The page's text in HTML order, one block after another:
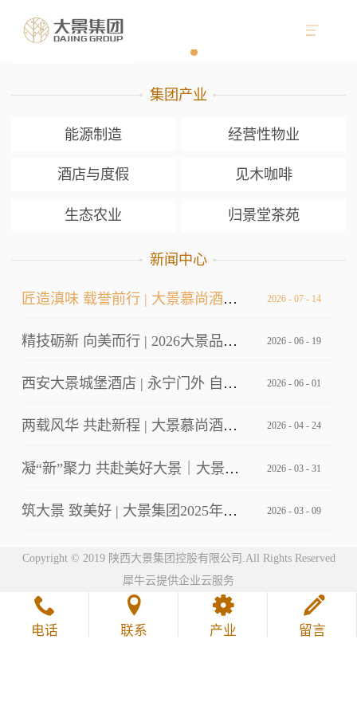
集团产业
能源制造 经营性物业
酒店与度假 见木咖啡
生态农业 归景堂茶苑
新闻中心
匠造滇味 载誉前行 | 大景慕尚酒店厨师长荣获双金 2026 - 07 - 14
精技砺新 向美而行 | 2026大景品牌标准考核暨服务技能大赛 2026 - 06 - 19
西安大景城堡酒店 | 永宁门外 自成主角 2026 - 06 - 01
两载风华 共赴新程 | 大景慕尚酒店2周年店庆客户答谢会暨草坪婚礼发布 2026 - 04 - 24
凝“新”聚力 共赴美好大景｜大景集团2026年第一期新员工培训 2026 - 03 - 31
筑大景 致美好 | 大景集团2025年工作总结暨2026年工作计划会议 2026 - 03 - 09
Copyright © 2019 陕西大景集团控股有限公司.All Rights Reserved
犀牛云提供企业云服务
电话 联系 产业 留言